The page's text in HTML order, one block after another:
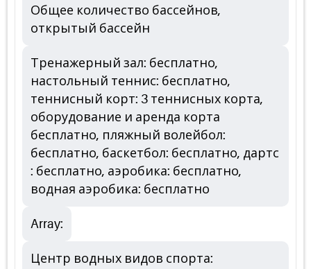
Общее количество бассейнов,
открытый бассейн
Тренажерный зал: бесплатно,
настольный теннис: бесплатно,
теннисный корт: 3 теннисных корта,
оборудование и аренда корта
бесплатно, пляжный волейбол:
бесплатно, баскетбол: бесплатно, дартс
: бесплатно, аэробика: бесплатно,
водная аэробика: бесплатно
Array:
Центр водных видов спорта: